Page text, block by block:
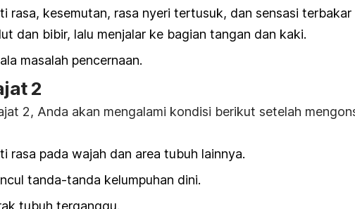
rasa, kesemutan, rasa nyeri tertusuk, dan sensasi terbakar
dan bibir, lalu menjalar ke bagian tangan dan kaki.
masalah pencernaan.
2
2, Anda akan mengalami kondisi berikut setelah
rasa pada wajah dan area tubuh lainnya.
tanda-tanda kelumpuhan dini.
tubuh terganggu.